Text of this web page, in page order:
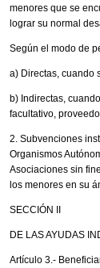
menores que se
lograr su normal
Según el modo de
a) Directas, cuando
b) Indirectas,
facultativo,
2. Subvenciones
Organismos
Asociaciones sin
los menores en su
SECCIÓN II
DE LAS AYUDAS
Artículo 3.-